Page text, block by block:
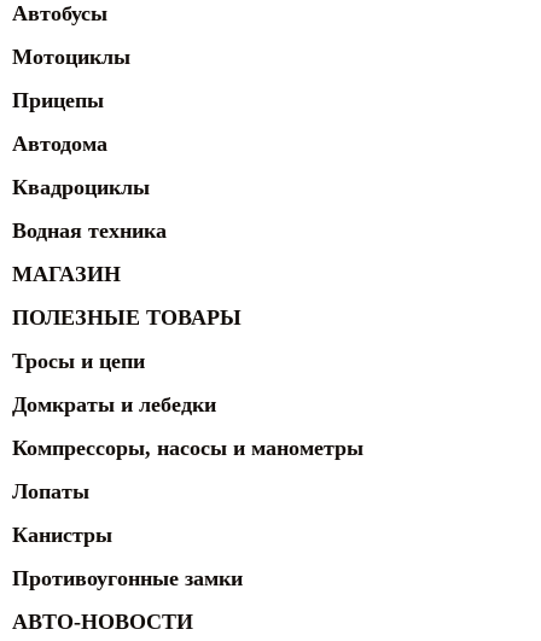
Автобусы
Мотоциклы
Прицепы
Автодома
Квадроциклы
Водная техника
МАГАЗИН
ПОЛЕЗНЫЕ ТОВАРЫ
Тросы и цепи
Домкраты и лебедки
Компрессоры, насосы и манометры
Лопаты
Канистры
Противоугонные замки
АВТО-НОВОСТИ